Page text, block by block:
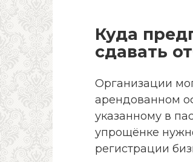
Куда
сдавать
Организации
арендованном
указанному в
упрощёнке
регистрации